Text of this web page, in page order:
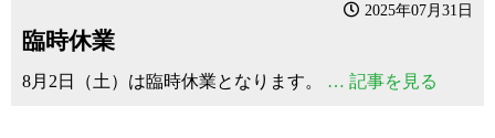
2025年07月31日
臨時休業
8月2日（土）は臨時休業となります。 … 記事を見る